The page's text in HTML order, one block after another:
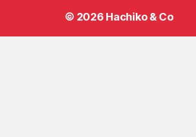
© 2026 Hachiko & Co